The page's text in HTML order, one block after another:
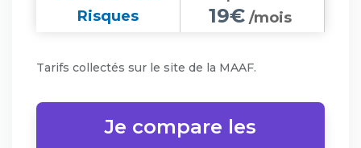
Risques
19€ /mois
Tarifs collectés sur le site de la MAAF.
Je compare les